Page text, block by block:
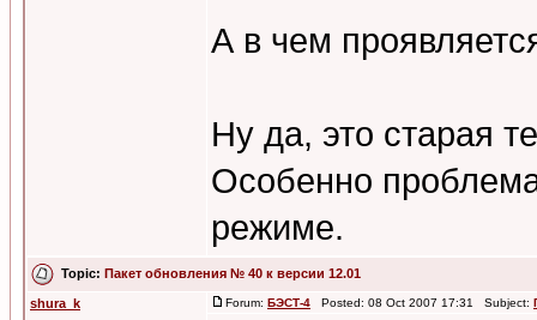
А в чем
Ну да, это старая
Особенно
режиме.
Topic: Пакет обновления № 40 к версии 12.01
shura_k Forum: БЭСТ-4 Posted: 08 Oct 2007 17:31 Subject: